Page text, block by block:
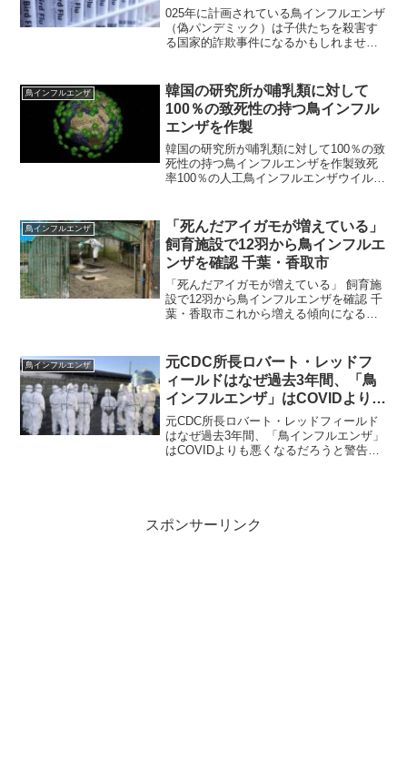
になるかもしれません。
025年に計画されている鳥インフルエンザ
（偽パンデミック）は子供たちを殺害す
る国家的詐欺事件になるかもしれませ
下した人々が何度も体調を崩す状況に陥
っており、彼らが...
鳥インフルエンザ
韓国の研究所が哺乳類に対して
100％の致死性の持つ鳥インフル
エンザを作製
韓国の研究所が哺乳類に対して100％の致
死性の持つ鳥インフルエンザを作製致死
率100％の人工鳥インフルエンザウイルス
は止めさせるべきです。韓国の大学の研
究者たちが、...
鳥インフルエンザ
「死んだアイガモが増えている」
飼育施設で12羽から鳥インフルエ
ンザを確認 千葉・香取市
「死んだアイガモが増えている」 飼育施
設で12羽から鳥インフルエンザを確認 千
葉・香取市これから増える傾向になるの
ンザに感染したと発表した。県内で鳥イ
ンフルエンザが確...
鳥インフルエンザ
元CDC所長ロバート・レッドフ
ィールドはなぜ過去3年間、「鳥
インフルエンザ」はCOVIDよりも
悪くなるだろうと警告してきたの
か？
元CDC所長ロバート・レッドフィールド
はなぜ過去3年間、「鳥インフルエンザ」
はCOVIDよりも悪くなるだろうと警告し
スポンサーリンク